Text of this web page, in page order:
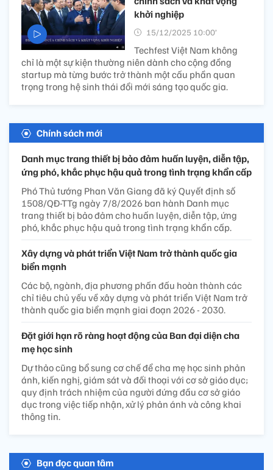
khởi nghiệp
15/12/2025 10:00’
Techfest Việt Nam không
chỉ là một sự kiện thường niên dành cho cộng đồng
startup mà từng bước trở thành một cấu phần quan
trọng trong hệ sinh thái đổi mới sáng tạo quốc gia.
Chính sách mới
Danh mục trang thiết bị bảo đảm huấn luyện, diễn tập,
ứng phó, khắc phục hậu quả trong tình trạng khẩn cấp
Phó Thủ tướng Phan Văn Giang đã ký Quyết định số
1508/QĐ-TTg ngày 7/8/2026 ban hành Danh mục
trang thiết bị bảo đảm cho huấn luyện, diễn tập, ứng
phó, khắc phục hậu quả trong tình trạng khẩn cấp.
Xây dựng và phát triển Việt Nam trở thành quốc gia
biển mạnh
Các bộ, ngành, địa phương phấn đấu hoàn thành các
chỉ tiêu chủ yếu về xây dựng và phát triển Việt Nam trở
thành quốc gia biển mạnh giai đoạn 2026 - 2030.
Đặt giới hạn rõ ràng hoạt động của Ban đại diện cha
mẹ học sinh
Dự thảo cũng bổ sung cơ chế để cha mẹ học sinh phản
ánh, kiến nghị, giám sát và đối thoại với cơ sở giáo dục;
quy định trách nhiệm của người đứng đầu cơ sở giáo
dục trong việc tiếp nhận, xử lý phản ánh và công khai
thông tin.
Bạn đọc quan tâm